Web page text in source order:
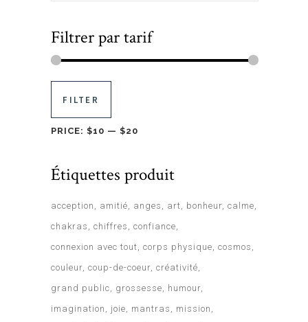
Filtrer par tarif
FILTER
PRICE: $10 — $20
Étiquettes produit
acception amitié anges art bonheur calme
chakras
chiffres
confiance
connexion avec tout corps physique cosmos
couleur coup-de-coeur créativité
grand public
grossesse
humour
imagination
joie mantras
mission